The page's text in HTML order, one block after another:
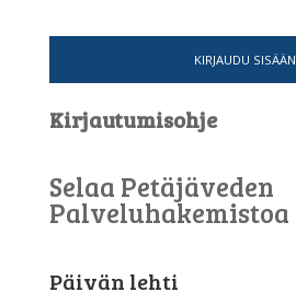
KIRJAUDU SISÄÄN
Kirjautumisohje
Selaa Petäjäveden
Palveluhakemistoa
Päivän lehti